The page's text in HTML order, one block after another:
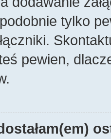
tylko
pewien,